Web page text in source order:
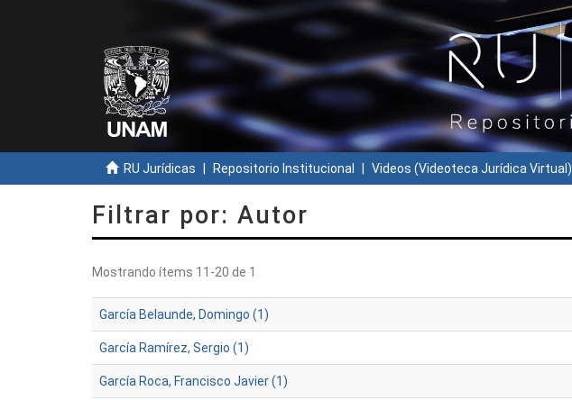
RU Jurídicas Repositorio Institucional Videos (Videoteca Jurídica Virtual)
Filtrar por: Autor
Mostrando ítems 11-20 de 1
García Belaunde, Domingo (1)
García Ramírez, Sergio (1)
García Roca, Francisco Javier (1)